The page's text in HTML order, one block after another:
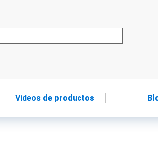
Videosde productos